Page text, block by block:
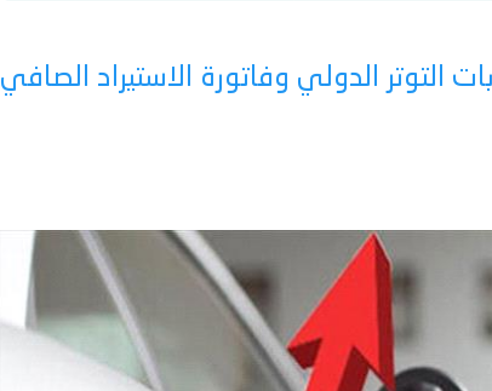
التوتر الدولي وفاتورة الاستيراد الصافي